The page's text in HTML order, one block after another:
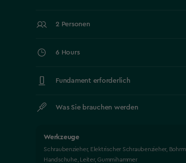
2 Personen
6 Hours
Fundament erforderlich
Was Sie brauchen werden
Werkzeuge
Schraubenzieher, Elektrischer Schraubenzieher,
Handschuhe, Leiter, Gummihammer